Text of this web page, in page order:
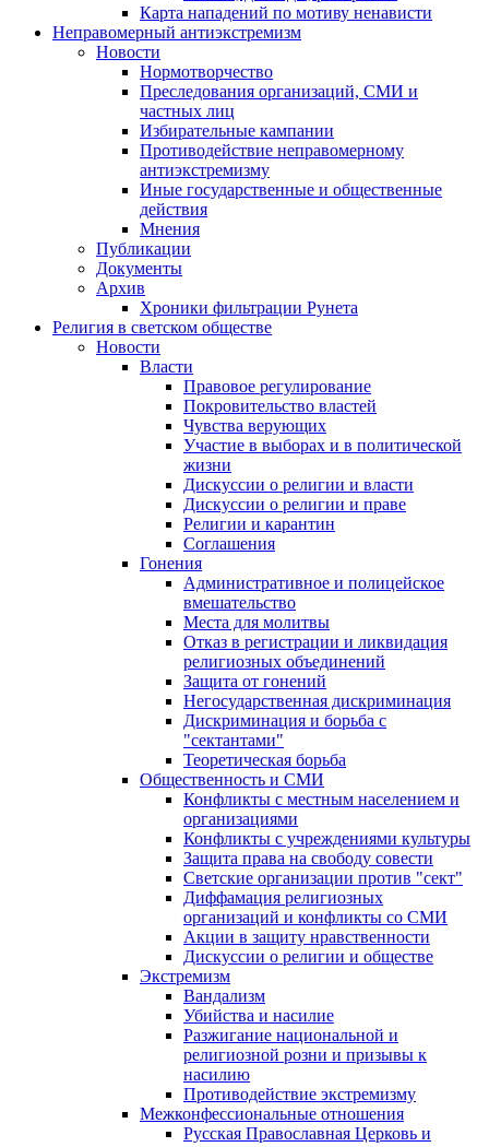
Карта нападений по мотиву ненависти
Неправомерный антиэкстремизм
Новости
Нормотворчество
Преследования организаций, СМИ и
частных лиц
Избирательные кампании
Противодействие неправомерному
антиэкстремизму
Иные государственные и общественные
действия
Мнения
Публикации
Документы
Архив
Хроники фильтрации Рунета
Религия в светском обществе
Новости
Власти
Правовое регулирование
Покровительство властей
Чувства верующих
Участие в выборах и в политической
жизни
Дискуссии о религии и власти
Дискуссии о религии и праве
Религии и карантин
Соглашения
Гонения
Административное и полицейское
вмешательство
Места для молитвы
Отказ в регистрации и ликвидация
религиозных объединений
Защита от гонений
Негосударственная дискриминация
Дискриминация и борьба с
"сектантами"
Теоретическая борьба
Общественность и СМИ
Конфликты с местным населением и
организациями
Конфликты с учреждениями культуры
Защита права на свободу совести
Светские организации против "сект"
Диффамация религиозных
организаций и конфликты со СМИ
Акции в защиту нравственности
Дискуссии о религии и обществе
Экстремизм
Вандализм
Убийства и насилие
Разжигание национальной и
религиозной розни и призывы к
насилию
Противодействие экстремизму
Межконфессиональные отношения
Русская Православная Церковь и